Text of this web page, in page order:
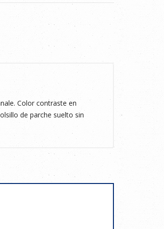
Color contraste en
de parche suelto sin